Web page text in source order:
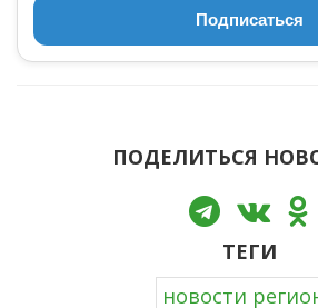
Подписаться
ПОДЕЛИТЬСЯ
ТЕГИ
новости